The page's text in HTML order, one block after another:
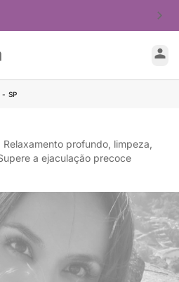
- SP
profundo, limpeza,
a ejaculação precoce